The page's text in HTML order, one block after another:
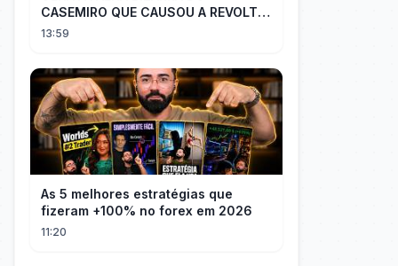
CASEMIRO QUE CAUSOU A REVOLTA
DOS TORCEDORES DO SEU NOVO
13:59
As 5 melhores estratégias que
fizeram +100% no forex em 2026
11:20